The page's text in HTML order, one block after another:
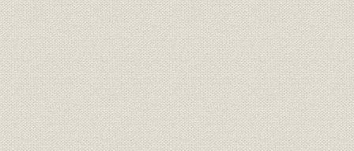
手数料 受入手数料 計画と実績
1972年(昭
(昭和59年
1972年(